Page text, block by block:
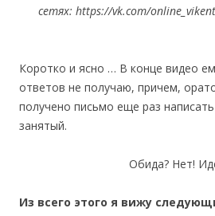
сетях: https://vk.com/online_vikent
Коротко и ясно … В конце видео
ответов не получаю, причем,
получено письмо еще раз
занятый.
Обида? Нет!
Из всего этого я вижу